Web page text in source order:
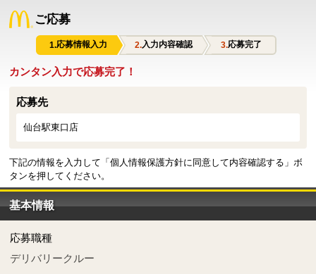
ご応募
応募情報入力 入力内容確認 応募完了
カンタン入力で応募完了！
応募先
仙台駅東口店
下記の情報を入力して「個人情報保護方針に同意して内容確認する」ボ
タンを押してください。
基本情報
応募職種
デリバリークルー